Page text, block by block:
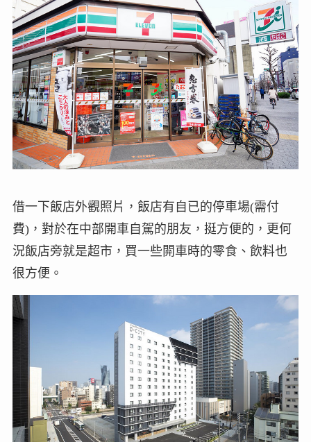
借一下飯店外觀照片，飯店有自已的停車場(需付
費)，對於在中部開車自駕的朋友，挺方便的，更何
況飯店旁就是超市，買一些閞車時的零食、飲料也
很方便。